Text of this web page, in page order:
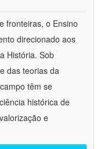
fronteiras, o Ensino
direcionado aos
História. Sob
das teorias da
têm se
histórica de
e